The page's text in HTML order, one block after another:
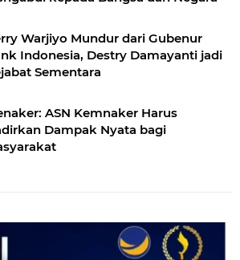
Warjiyo Mundur dari Gubenur
Indonesia, Destry Damayanti jadi
Sementara
ASN Kemnaker Harus
Dampak Nyata bagi